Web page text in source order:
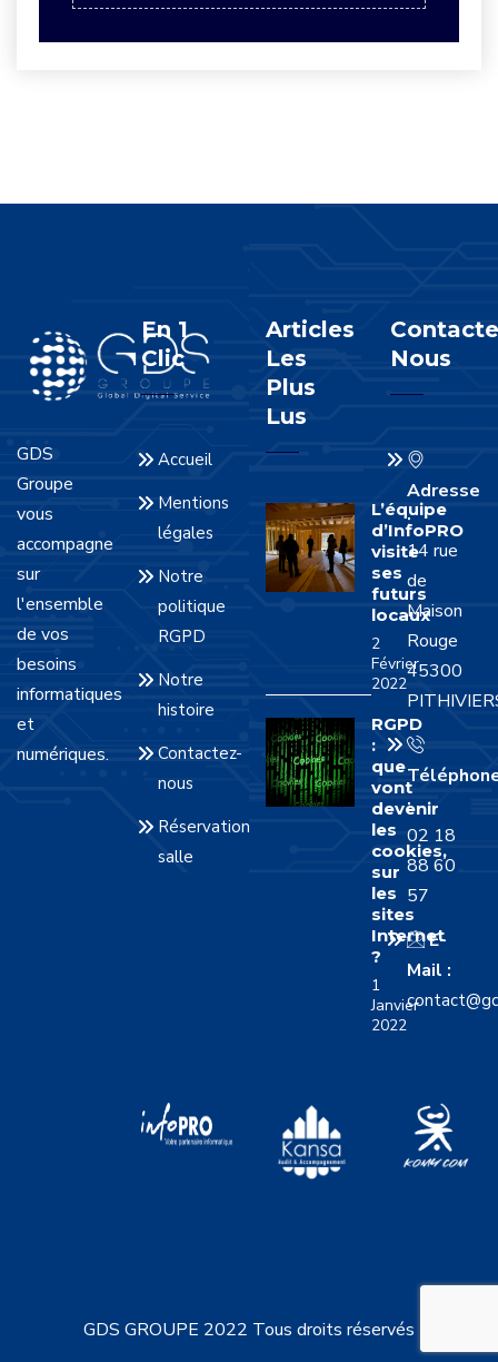
GDS
Groupe
vous
accompagne
sur
l'ensemble
de vos
besoins
informatiques
et
numériques.
En 1
Clic
Accueil
Mentions
légales
Notre
politique
RGPD
Notre
histoire
Contactez-
nous
Réservation
salle
Articles
Les
Plus
Lus
L’équipe
d’InfoPRO
visite
ses
futurs
locaux
2
Février
2022
RGPD
:
que
vont
devenir
les
cookies,
sur
les
sites
Internet
?
1
Janvier
2022
Nous
Adresse
:
14 rue
de
Maison
Rouge
45300
:
02 18
88 60
57
E-
Mail :
GDS GROUPE 2022 Tous droits réservés